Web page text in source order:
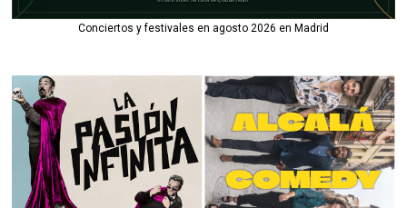
Conciertos y festivales en agosto 2026 en Madrid